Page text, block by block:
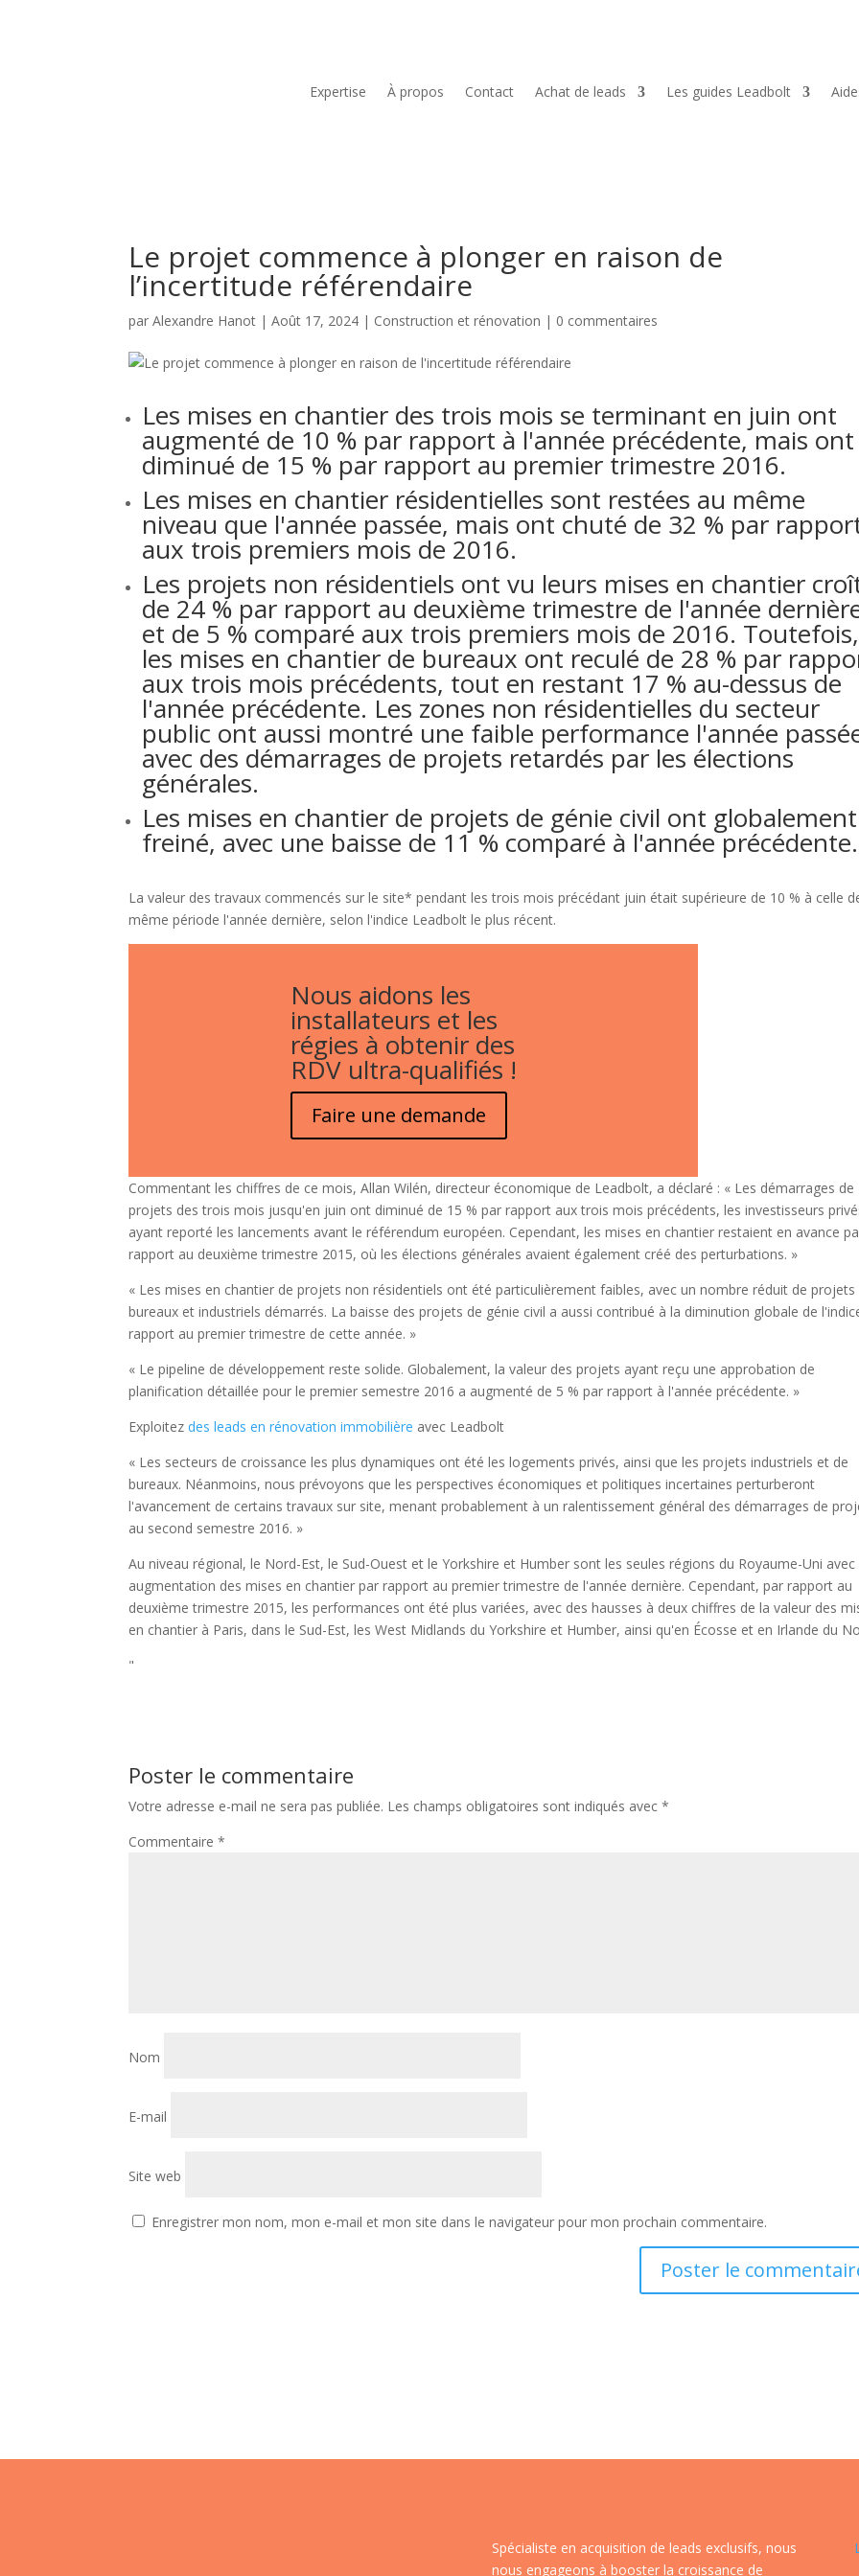
Expertise À propos Contact Achat de leads Les guides Leadbolt
Le projet commence à plonger en raison de
l’incertitude référendaire
parAlexandre Hanot |Août 17, 2024 | Construction et rénovation | 0 commentaires
Les mises en chantier des trois mois se terminant en juin ont
augmenté de 10 % par rapport à l'année précédente, mais ont
diminué de 15 % par rapport au premier trimestre 2016.
Les mises en chantier résidentielles sont restées au même
niveau que l'année passée, mais ont chuté de 32 % par
aux trois premiers mois de 2016.
Les projets non résidentiels ont vu leurs mises en chantier
de 24 % par rapport au deuxième trimestre de l'année
et de 5 % comparé aux trois premiers mois de 2016. Toutefois,
les mises en chantier de bureaux ont reculé de 28 % par
aux trois mois précédents, tout en restant 17 % au-dessus de
l'année précédente. Les zones non résidentielles du secteur
public ont aussi montré une faible performance l'année
avec des démarrages de projets retardés par les élections
générales.
Les mises en chantier de projets de génie civil ont globalement
freiné, avec une baisse de 11 % comparé à l'année précédente.
La valeur des travaux commencés sur le site* pendant les trois mois précédant juin était supérieure de 10 % à celle
même période l'année dernière, selon l'indice Leadbolt le plus récent.
Nous aidons les
installateurs et les
régies à obtenir des
RDV ultra-qualifiés !
Faire une demande
Commentant les chiffres de ce mois, Allan Wilén, directeur économique de Leadbolt, a déclaré : « Les démarrages de
projets des trois mois jusqu'en juin ont diminué de 15 % par rapport aux trois mois précédents, les investisseurs
ayant reporté les lancements avant le référendum européen. Cependant, les mises en chantier restaient en avance
rapport au deuxième trimestre 2015, où les élections générales avaient également créé des perturbations. »
« Les mises en chantier de projets non résidentiels ont été particulièrement faibles, avec un nombre réduit de projets
bureaux et industriels démarrés. La baisse des projets de génie civil a aussi contribué à la diminution globale de
rapport au premier trimestre de cette année. »
« Le pipeline de développement reste solide. Globalement, la valeur des projets ayant reçu une approbation de
planification détaillée pour le premier semestre 2016 a augmenté de 5 % par rapport à l'année précédente. »
Exploitezdes leads en rénovation immobilière avec Leadbolt
« Les secteurs de croissance les plus dynamiques ont été les logements privés, ainsi que les projets industriels et de
bureaux. Néanmoins, nous prévoyons que les perspectives économiques et politiques incertaines perturberont
l'avancement de certains travaux sur site, menant probablement à un ralentissement général des démarrages de
au second semestre 2016. »
Au niveau régional, le Nord-Est, le Sud-Ouest et le Yorkshire et Humber sont les seules régions du Royaume-Uni avec
augmentation des mises en chantier par rapport au premier trimestre de l'année dernière. Cependant, par rapport au
deuxième trimestre 2015, les performances ont été plus variées, avec des hausses à deux chiffres de la valeur des
en chantier à Paris, dans le Sud-Est, les West Midlands du Yorkshire et Humber, ainsi qu'en Écosse et en Irlande du
"
Poster le commentaire
Votre adresse e-mail ne sera pas publiée. Les champs obligatoires sont indiqués avec*
Commentaire*
Nom
E-mail
Site web
Enregistrer mon nom, mon e-mail et mon site dans le navigateur pour mon prochain commentaire.
Spécialiste en acquisition de leads exclusifs, nous
nous engageons à booster la croissance de